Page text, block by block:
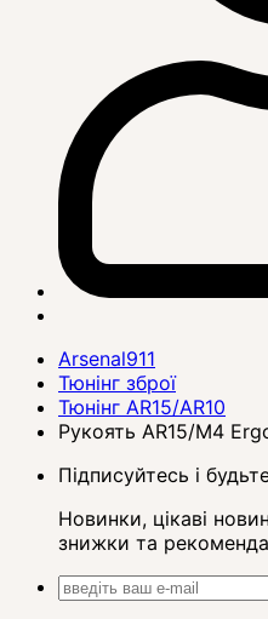
Arsenal911
Тюнінг зброї
Тюнінг AR15/AR10
Рукоять AR15/M4
Підписуйтесь і
Новинки, цікаві
знижки та